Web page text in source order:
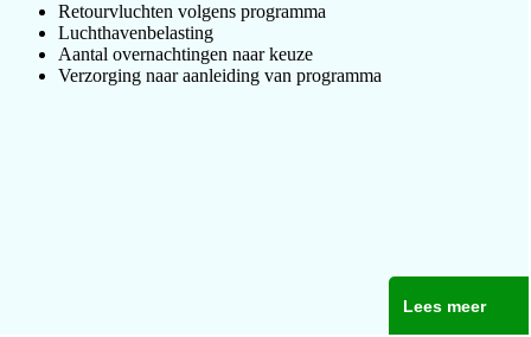
Retourvluchten volgens programma
Luchthavenbelasting
Aantal overnachtingen naar keuze
Verzorging naar aanleiding van programma
Lees meer